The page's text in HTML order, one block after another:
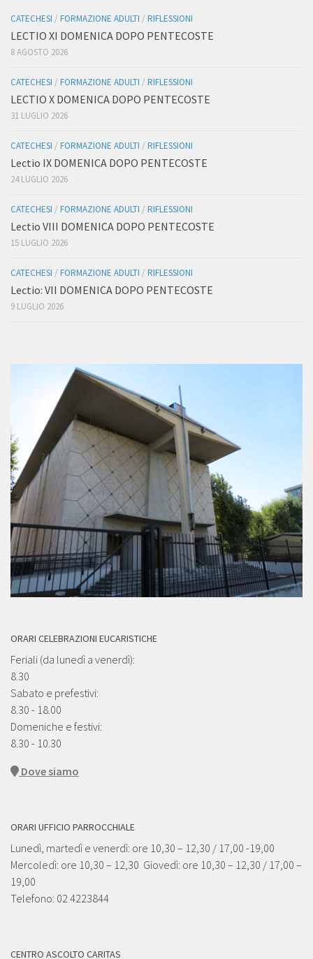
CATECHESI / FORMAZIONE ADULTI / RIFLESSIONI
LECTIO XI DOMENICA DOPO PENTECOSTE
8 AGOSTO 2026
CATECHESI / FORMAZIONE ADULTI / RIFLESSIONI
LECTIO X DOMENICA DOPO PENTECOSTE
31 LUGLIO 2026
CATECHESI / FORMAZIONE ADULTI / RIFLESSIONI
Lectio IX DOMENICA DOPO PENTECOSTE
24 LUGLIO 2026
CATECHESI / FORMAZIONE ADULTI / RIFLESSIONI
Lectio VIII DOMENICA DOPO PENTECOSTE
15 LUGLIO 2026
CATECHESI / FORMAZIONE ADULTI / RIFLESSIONI
Lectio: VII DOMENICA DOPO PENTECOSTE
9 LUGLIO 2026
ORARI CELEBRAZIONI EUCARISTICHE
Feriali (da lunedì a venerdì):
8.30
Sabato e prefestivi:
8.30 - 18.00
Domeniche e festivi:
8.30 - 10.30
Dove siamo
ORARI UFFICIO PARROCCHIALE
Lunedì, martedì e venerdì: ore 10,30 – 12,30 / 17,00 -19,00
Mercoledì: ore 10,30 – 12,30 Giovedì: ore 10,30 – 12,30 / 17,00 –
19,00
Telefono: 02 4223844
CENTRO ASCOLTO CARITAS